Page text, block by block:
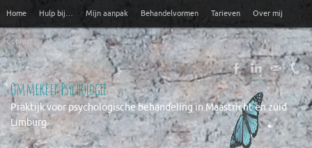
de
inhoud
Home Hulp bij… Mijn aanpak Behandelvormen Tarieven Over mij
Contact
Ommekeer Psychologie
Praktijk voor psychologische behandeling in Maastricht en zuid
Limburg